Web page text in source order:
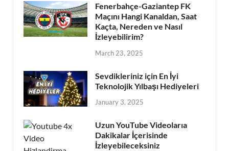
Fenerbahçe-Gaziantep FK
Maçını Hangi Kanaldan, Saat
Kaçta, Nereden ve Nasıl
İzleyebilirim?
March 23, 2025
Sevdikleriniz için En İyi
Teknolojik Yılbaşı Hediyeleri
January 3, 2025
Uzun YouTube Videolarıa
Dakikalar İçerisinde
İzleyebileceksiniz